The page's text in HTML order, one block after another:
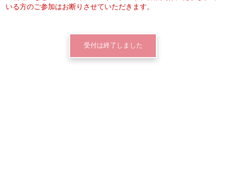
いる方のご参加はお断りさせていただきます。
受付は終了しました